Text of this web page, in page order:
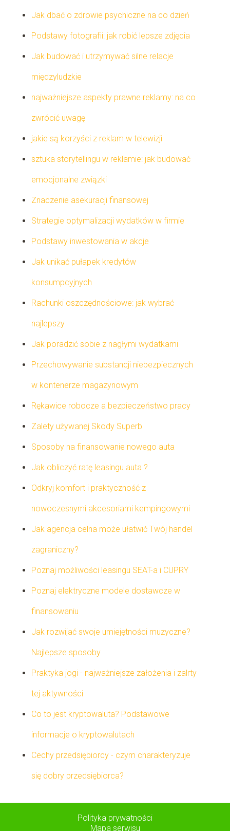
Jak dbać o zdrowie psychiczne na co dzień
Podstawy fotografii: jak robić lepsze zdjęcia
Jak budować i utrzymywać silne relacje
międzyludzkie
najważniejsze aspekty prawne reklamy: na co
zwrócić uwagę
jakie są korzyści z reklam w telewizji
sztuka storytellingu w reklamie: jak budować
emocjonalne związki
Znaczenie asekuracji finansowej
Strategie optymalizacji wydatków w firmie
Podstawy inwestowania w akcje
Jak unikać pułapek kredytów
konsumpcyjnych
Rachunki oszczędnościowe: jak wybrać
najlepszy
Jak poradzić sobie z nagłymi wydatkami
Przechowywanie substancji niebezpiecznych
w kontenerze magazynowym
Rękawice robocze a bezpieczeństwo pracy
Zalety używanej Skody Superb
Sposoby na finansowanie nowego auta
Jak obliczyć ratę leasingu auta ?
Odkryj komfort i praktyczność z
nowoczesnymi akcesoriami kempingowymi
Jak agencja celna może ułatwić Twój handel
zagraniczny?
Poznaj możliwości leasingu SEAT-a i CUPRY
Poznaj elektryczne modele dostawcze w
finansowaniu
Jak rozwijać swoje umiejętności muzyczne?
Najlepsze sposoby
Praktyka jogi - najważniejsze założenia i zalrty
tej aktywności
Co to jest kryptowaluta? Podstawowe
informacje o kryptowalutach
Cechy przedsiębiorcy - czym charakteryzuje
się dobry przedsiębiorca?
Polityka prywatności
Mapa serwisu